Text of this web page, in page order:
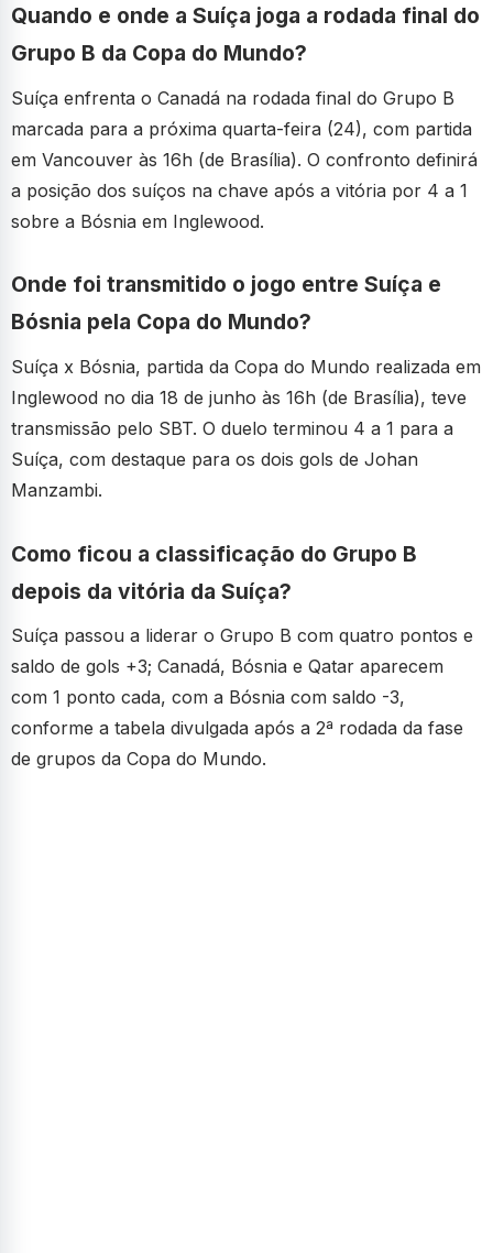
Quando e onde a Suíça joga a rodada final do
Grupo B da Copa do Mundo?
Suíça enfrenta o Canadá na rodada final do Grupo B
marcada para a próxima quarta-feira (24), com partida
em Vancouver às 16h (de Brasília). O confronto definirá
a posição dos suíços na chave após a vitória por 4 a 1
sobre a Bósnia em Inglewood.
Onde foi transmitido o jogo entre Suíça e
Bósnia pela Copa do Mundo?
Suíça x Bósnia, partida da Copa do Mundo realizada em
Inglewood no dia 18 de junho às 16h (de Brasília), teve
transmissão pelo SBT. O duelo terminou 4 a 1 para a
Suíça, com destaque para os dois gols de Johan
Manzambi.
Como ficou a classificação do Grupo B
depois da vitória da Suíça?
Suíça passou a liderar o Grupo B com quatro pontos e
saldo de gols +3; Canadá, Bósnia e Qatar aparecem
com 1 ponto cada, com a Bósnia com saldo -3,
conforme a tabela divulgada após a 2ª rodada da fase
de grupos da Copa do Mundo.